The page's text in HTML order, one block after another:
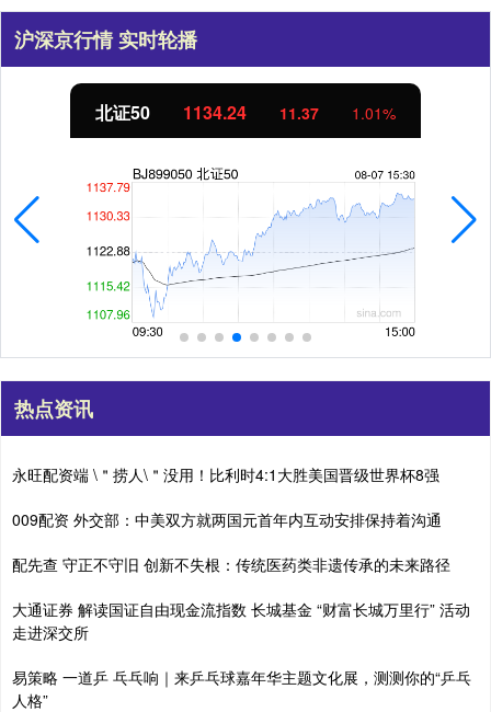
沪深京行情 实时轮播
北证50 1134.24 11.37 1.01%
热点资讯
永旺配资端 \＂捞人\＂没用！比利时4:1大胜美国晋级世界杯8强
009配资 外交部：中美双方就两国元首年内互动安排保持着沟通
配先查 守正不守旧 创新不失根：传统医药类非遗传承的未来路径
大通证券 解读国证自由现金流指数 长城基金 “财富长城万里行” 活动
走进深交所
易策略 一道乒 乓乓响｜来乒乓球嘉年华主题文化展，测测你的“乒乓
人格”